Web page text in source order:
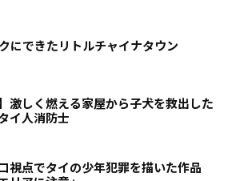
にできたリトルチャイナタウン
】激しく燃える家屋から子犬を救出した
イ人消防士
視点でタイの少年犯罪を描いた作品